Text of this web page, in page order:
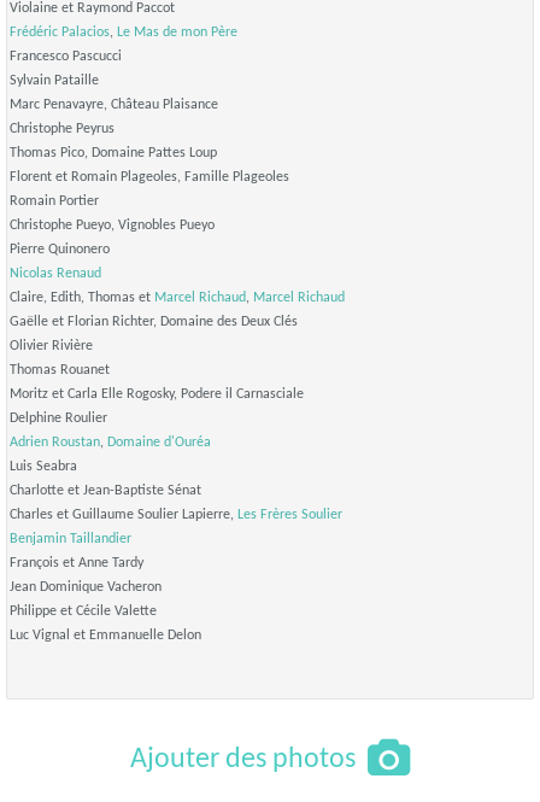
Violaine et Raymond Paccot
Frédéric Palacios, Le Mas de mon Père
Francesco Pascucci
Sylvain Pataille
Marc Penavayre, Château Plaisance
Christophe Peyrus
Thomas Pico, Domaine Pattes Loup
Florent et Romain Plageoles, Famille Plageoles
Romain Portier
Christophe Pueyo, Vignobles Pueyo
Pierre Quinonero
Nicolas Renaud
Claire, Edith, Thomas et Marcel Richaud, Marcel Richaud
Gaëlle et Florian Richter, Domaine des Deux Clés
Olivier Rivière
Thomas Rouanet
Moritz et Carla Elle Rogosky, Podere il Carnasciale
Delphine Roulier
Adrien Roustan, Domaine d'Ouréa
Luis Seabra
Charlotte et Jean-Baptiste Sénat
Charles et Guillaume Soulier Lapierre, Les Frères Soulier
Benjamin Taillandier
François et Anne Tardy
Jean Dominique Vacheron
Philippe et Cécile Valette
Luc Vignal et Emmanuelle Delon
Ajouter des photos